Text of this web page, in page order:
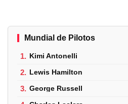
Mundial de Pilotos
1. Kimi Antonelli
2. Lewis Hamilton
3. George Russell